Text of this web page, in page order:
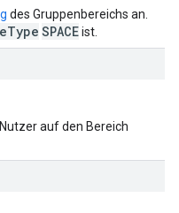
des Gruppenbereichs an.
SPACEist.
auf den Bereich